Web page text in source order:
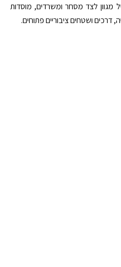
יח"ד בתמהיל מגוון לצד מסחר ומשרדים, מוסדות
דרכים ושטחים ציבוריים פתוחים.